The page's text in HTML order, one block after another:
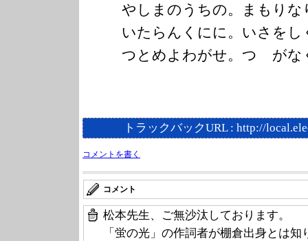
やしまのうちの。まもりな
いたらんくにに。いさをし
つとめよわがせ。つゝがな
トラックバックURL : http://
コメントを書く
コメント
松本先生、ご無沙汰しております。
「蛍の光」の作詞者が棚倉出身とは